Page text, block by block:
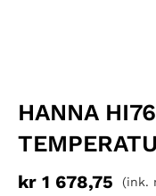
HANNA
kr 1 678,75 (ink.